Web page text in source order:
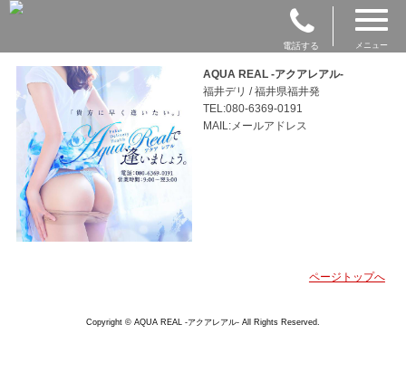
電話する メニュー
AQUA REAL -アクアレアル-
福井デリ / 福井県福井発
TEL:080-6369-0191
MAIL:メールアドレス
ページトップへ
Copyright © AQUA REAL -アクアレアル- All Rights Reserved.